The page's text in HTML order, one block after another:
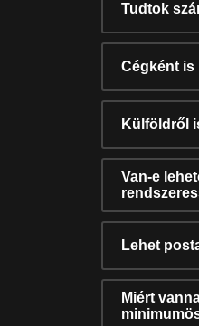
Tudtok
Cégként is
Külföldről
Van-e
Lehet
Miért